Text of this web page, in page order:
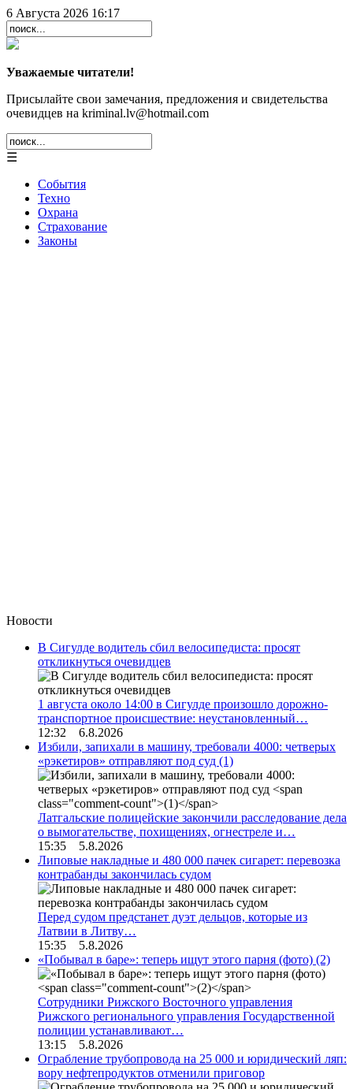
6 Августа 2026 16:17
Уважаемые читатели!
Присылайте свои замечания, предложения и свидетельства
очевидцев на kriminal.lv@hotmail.com
☰
События
Техно
Охрана
Страхование
Законы
Новости
В Сигулде водитель сбил велосипедиста: просят
откликнуться очевидцев
1 августа около 14:00 в Сигулде произошло дорожно-
транспортное происшествие: неустановленный…
12:32 6.8.2026
Избили, запихали в машину, требовали 4000: четверых
«рэкетиров» отправляют под суд (1)
Латгальские полицейские закончили расследование дела
о вымогательстве, похищениях, огнестреле и…
15:35 5.8.2026
Липовые накладные и 480 000 пачек сигарет: перевозка
контрабанды закончилась судом
Перед судом предстанет дуэт дельцов, которые из
Латвии в Литву…
15:35 5.8.2026
«Побывал в баре»: теперь ищут этого парня (фото) (2)
Сотрудники Рижского Восточного управления
Рижского регионального управления Государственной
полиции устанавливают…
13:15 5.8.2026
Ограбление трубопровода на 25 000 и юридический ляп:
вору нефтепродуктов отменили приговор